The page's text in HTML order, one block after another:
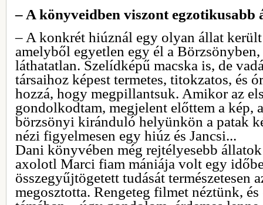
– A könyveidben viszont egzotikusabb
– A konkrét hiúznál egy olyan állat
amelyből egyetlen egy él a
láthatatlan. Szelídképű macska is, de
társaihoz képest termetes, titokzatos, és
hozzá, hogy megpillantsuk. Amikor az
gondolkodtam, megjelent előttem a kép,
börzsönyi kiránduló helyünkön a patak
nézi figyelmesen egy hiúz és Jancsi...
Dani könyvében még rejtélyesebb
axolotl Marci fiam mániája volt egy
összegyűjtögetett tudását természetesen
megosztotta. Rengeteg filmet néztünk,